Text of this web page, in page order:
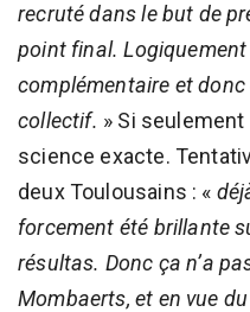
recruté dans le but de
point final.
complémentaire et
collectif. » Si
science exacte.
deux Toulousains : «
forcement été brillante
résultas. Donc ça n’a
Mombaerts, et en vue